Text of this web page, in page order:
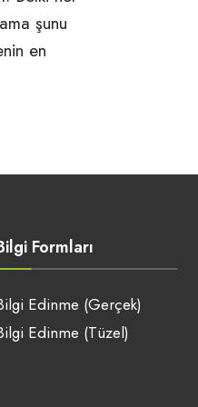
şunu
en
Formları
Edinme (Gerçek)
Edinme (Tüzel)